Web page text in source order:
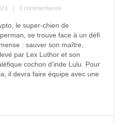
0 commentaires
le super-chien de
se trouve face à un défi
: sauver son maître,
par Lex Luthor et son
cochon d’inde Lulu. Pour
il devra faire équipe avec une